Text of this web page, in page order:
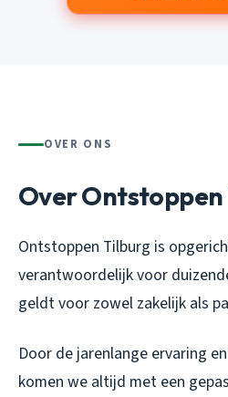
OVER ONS
Over
Ontstoppen Tilburg is
verantwoordelijk voor
geldt voor zowel zakelijk als
Door de jarenlange ervaring
komen we altijd met een